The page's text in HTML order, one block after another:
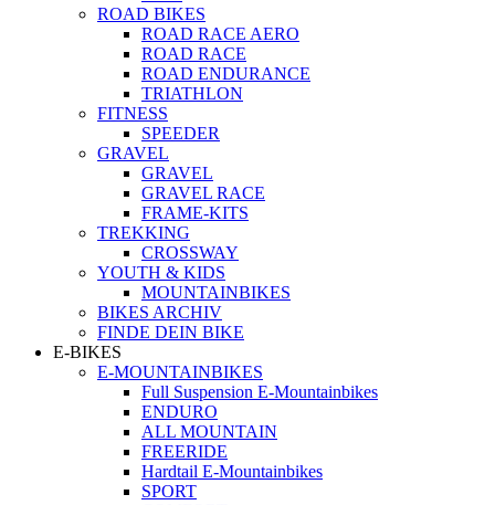
ROAD BIKES
ROAD RACE AERO
ROAD RACE
ROAD ENDURANCE
TRIATHLON
FITNESS
SPEEDER
GRAVEL
GRAVEL
GRAVEL RACE
FRAME-KITS
TREKKING
CROSSWAY
YOUTH & KIDS
MOUNTAINBIKES
BIKES ARCHIV
FINDE DEIN BIKE
E-BIKES
E-MOUNTAINBIKES
Full Suspension E-Mountainbikes
ENDURO
ALL MOUNTAIN
FREERIDE
Hardtail E-Mountainbikes
SPORT